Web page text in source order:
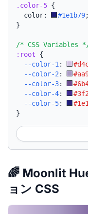
.color-5 {
  color:
#1e1b79;
}
/* CSS Variables
:root {
--color-1 :
--color-2 :
--color-3:
--color-4:
--color-5:
}
🌈 Moonlit
ョン CSS